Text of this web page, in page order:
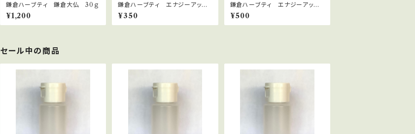
鎌倉ハーブティ 鎌倉大仏 30ｇ
¥1,200
鎌倉ハーブティ エナジーアッ
プ 【ティーバッグ】２.０g×2bags
¥350
鎌倉ハーブティ エナジーアッ
プ 10ｇ
¥500
セール中の商品